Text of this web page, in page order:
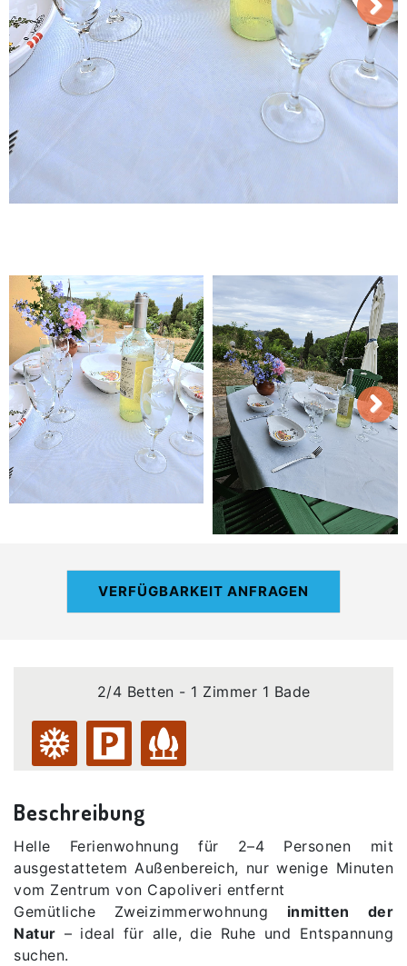
VERFÜGBARKEIT ANFRAGEN
2/4 Betten - 1 Zimmer 1 Bade
Beschreibung
Helle Ferienwohnung für 2–4 Personen mit
ausgestattetem Außenbereich, nur wenige Minuten
vom Zentrum von Capoliveri entfernt
Gemütliche Zweizimmerwohnung inmitten der
Natur – ideal für alle, die Ruhe und Entspannung
suchen.